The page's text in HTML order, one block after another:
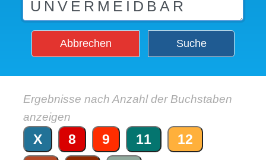
Abbrechen Suche
Ergebnisse nach Anzahl der Buchstaben
anzeigen
X 8 9 11
12